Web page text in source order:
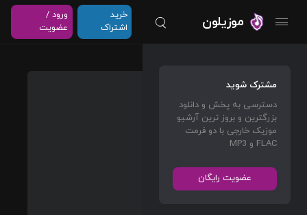
موزیلون
خرید
اشتراک
ورود /
عضویت
مشترک شوید
دسترسی به پخش و دانلود
بزرگترین و بروز ترین آرشیو
موزیک خارجی با دو فرمت
FLAC و MP3
عضویت رایگان